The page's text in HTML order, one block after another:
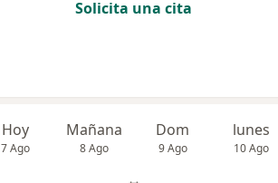
Solicita una cita
Hoy
7 Ago
Mañana
8 Ago
Dom
9 Ago
lunes
10 Ago